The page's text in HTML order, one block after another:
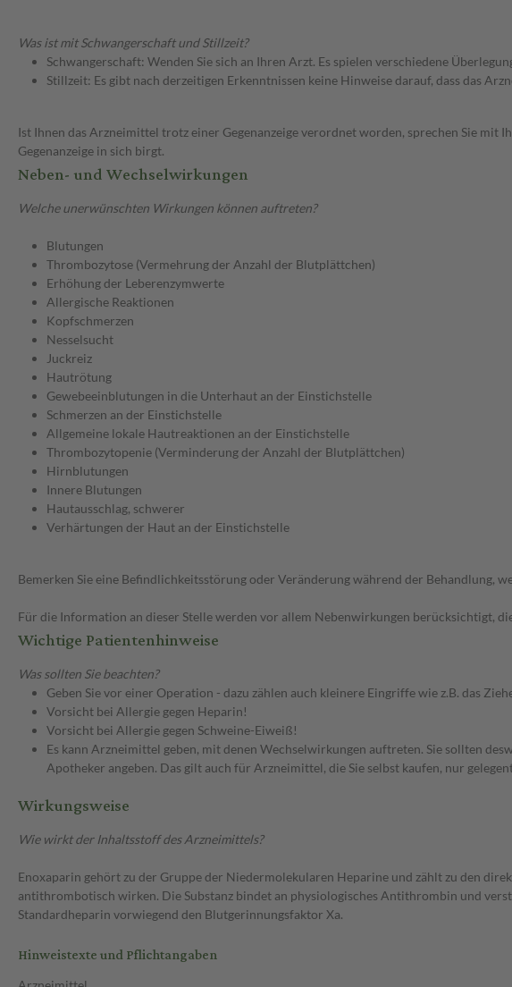
Was ist mit Schwangerschaft und Stillzeit?
Schwangerschaft: Wenden Sie sich an Ihren Arzt. Es spielen verschiedene
Stillzeit: Es gibt nach derzeitigen Erkenntnissen keine Hinweise darauf, dass das
Ist Ihnen das Arzneimittel trotz einer Gegenanzeige verordnet worden, sprechen Sie mit
Gegenanzeige in sich birgt.
Neben- und Wechselwirkungen
Welche unerwünschten Wirkungen können auftreten?
Blutungen
Thrombozytose (Vermehrung der Anzahl der Blutplättchen)
Erhöhung der Leberenzymwerte
Allergische Reaktionen
Kopfschmerzen
Nesselsucht
Juckreiz
Hautrötung
Gewebeeinblutungen in die Unterhaut an der Einstichstelle
Schmerzen an der Einstichstelle
Allgemeine lokale Hautreaktionen an der Einstichstelle
Thrombozytopenie (Verminderung der Anzahl der Blutplättchen)
Hirnblutungen
Innere Blutungen
Hautausschlag, schwerer
Verhärtungen der Haut an der Einstichstelle
Bemerken Sie eine Befindlichkeitsstörung oder Veränderung während der Behandlung,
Für die Information an dieser Stelle werden vor allem Nebenwirkungen berücksichtigt,
Wichtige Patientenhinweise
Was sollten Sie beachten?
Geben Sie vor einer Operation - dazu zählen auch kleinere Eingriffe wie z.B. das
Vorsicht bei Allergie gegen Heparin!
Vorsicht bei Allergie gegen Schweine-Eiweiß!
Es kann Arzneimittel geben, mit denen Wechselwirkungen auftreten. Sie sollten
Apotheker angeben. Das gilt auch für Arzneimittel, die Sie selbst kaufen, nur
Wirkungsweise
Wie wirkt der Inhaltsstoff des Arzneimittels?
Enoxaparin gehört zu der Gruppe der Niedermolekularen Heparine und zählt zu den
antithrombotisch wirken. Die Substanz bindet an physiologisches Antithrombin und
Standardheparin vorwiegend den Blutgerinnungsfaktor Xa.
Hinweistexte und Pflichtangaben